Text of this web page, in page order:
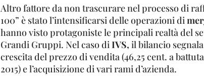
Altro fattore da non trascurare nel processo di
100” è stato l’intensificarsi delle operazioni di
hanno visto protagoniste le principali realtà del
Grandi Gruppi. Nel caso di IVS, il bilancio
crescita del prezzo di vendita (46,25 cent. a
2015) e l’acquisizione di vari rami d’azienda.